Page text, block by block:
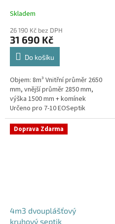
Skladem
26 190 Kč bez DPH
31 690 Kč
Do košíku
Objem: 8m³ Vnitřní průměr 2650
mm, vnější průměr 2850 mm,
výška 1500 mm + komínek
Určeno pro 7-10 EOSeptik
vhodný pod parkovací stání,
komunikace a do jílovité...
Doprava Zdarma
4m3 dvouplášťový
kruhový septik